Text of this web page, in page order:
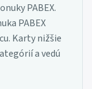
PABEX.
PABEX
Karty nižšie
a vedú